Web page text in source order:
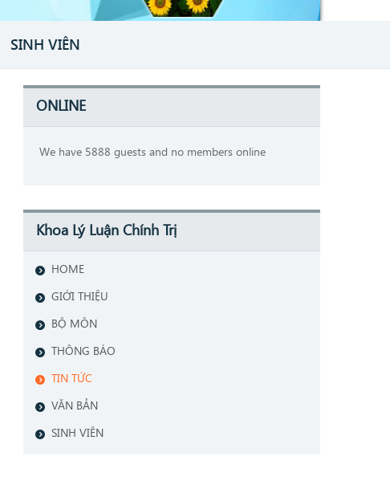
SINH VIÊN
ONLINE
We have 5888 guests and no members online
Khoa Lý Luận Chính Trị
HOME
GIỚI THIỆU
BỘ MÔN
THÔNG BÁO
TIN TỨC
VĂN BẢN
SINH VIÊN